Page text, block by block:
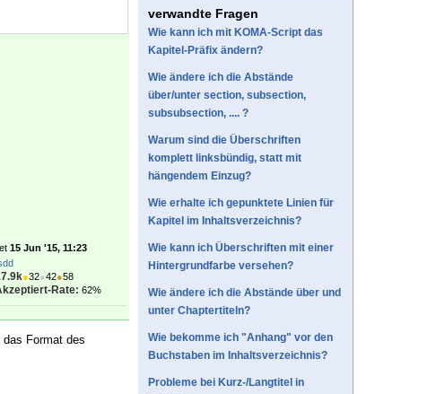
15 Jun '15, 11:23
●32●42●58
Rate: 62%
Format des
verwandte Fragen
Wie kann ich mit KOMA-Script das
Kapitel-Präfix ändern?
Wie ändere ich die Abstände
über/unter section, subsection,
subsubsection, .... ?
Warum sind die Überschriften
komplett linksbündig, statt mit
hängendem Einzug?
Wie erhalte ich gepunktete Linien für
Kapitel im Inhaltsverzeichnis?
Wie kann ich Überschriften mit einer
Hintergrundfarbe versehen?
Wie ändere ich die Abstände über und
unter Chaptertiteln?
Wie bekomme ich "Anhang" vor den
Buchstaben im Inhaltsverzeichnis?
Probleme bei Kurz-/Langtitel in